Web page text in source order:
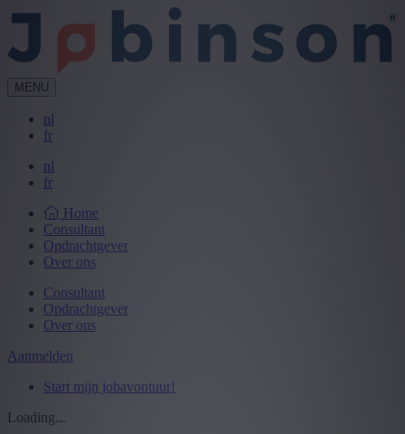
MENU
nl
fr
nl
fr
Home
Consultant
Opdrachtgever
Over ons
Consultant
Opdrachtgever
Over ons
Aanmelden
Start mijn jobavontuur!
Loading...